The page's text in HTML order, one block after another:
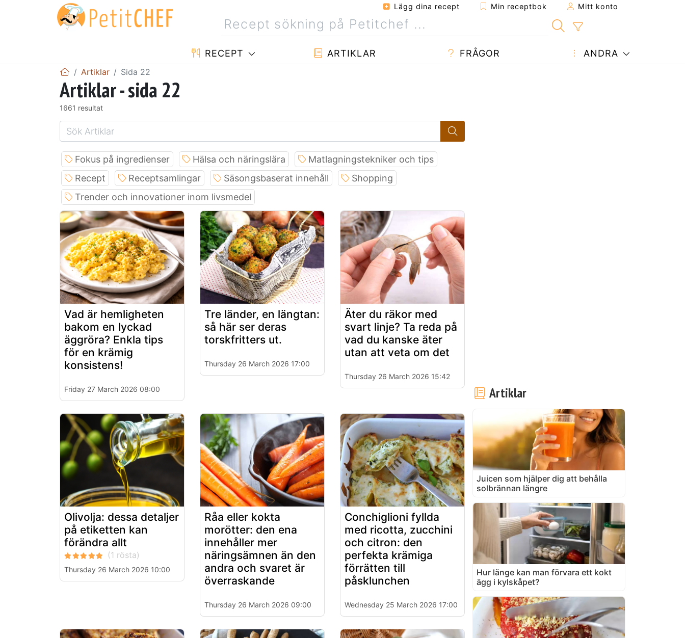
Lägg dina recept Min receptbok Mitt konto
RECEPT ARTIKLAR FRÅGOR ANDRA
Artiklar Sida 22
Artiklar - sida 22
1661 resultat
Fokus på ingredienser Hälsa och näringslära
Matlagningstekniker och tips
Recept
Receptsamlingar Säsongsbaserat innehåll
Shopping
Trender och innovationer inom livsmedel
Vad är hemligheten
bakom en lyckad
äggröra? Enkla tips
för en krämig
konsistens!
Friday 27 March 2026 08:00
Tre länder, en längtan:
så här ser deras
torskfritters ut.
Thursday 26 March 2026 17:00
Äter du räkor med
svart linje? Ta reda på
vad du kanske äter
utan att veta om det
Thursday 26 March 2026 15:42
Olivolja: dessa detaljer
på etiketten kan
förändra allt
Thursday 26 March 2026 10:00
Råa eller kokta
morötter: den ena
innehåller mer
näringsämnen än den
andra och svaret är
överraskande
Thursday 26 March 2026 09:00
Conchiglioni fyllda
med ricotta, zucchini
och citron: den
perfekta krämiga
förrätten till
påsklunchen
Wednesday 25 March 2026 17:00
Artiklar
Juicen som hjälper dig att behålla
solbrännan längre
Hur länge kan man förvara ett kokt
ägg i kylskåpet?